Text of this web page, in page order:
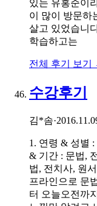
있는 유홍준이
이 많이 방문하
살고 있었습니
학습하고는
전체 후기 보기
수강후기
김*솜·
1. 연령 & 성별
& 기간 : 문법,
법, 전치사, 원
프라인으로 문
터 오늘오전까